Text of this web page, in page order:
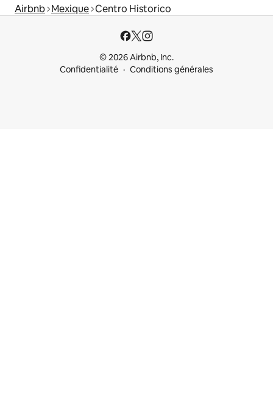
Airbnb Mexique Centro Historico
© 2026 Airbnb, Inc.
Confidentialité
Conditions générales